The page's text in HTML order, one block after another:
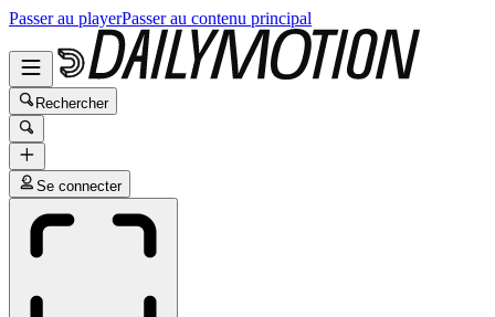
Passer au playerPasser au contenu principal
Rechercher
Se connecter